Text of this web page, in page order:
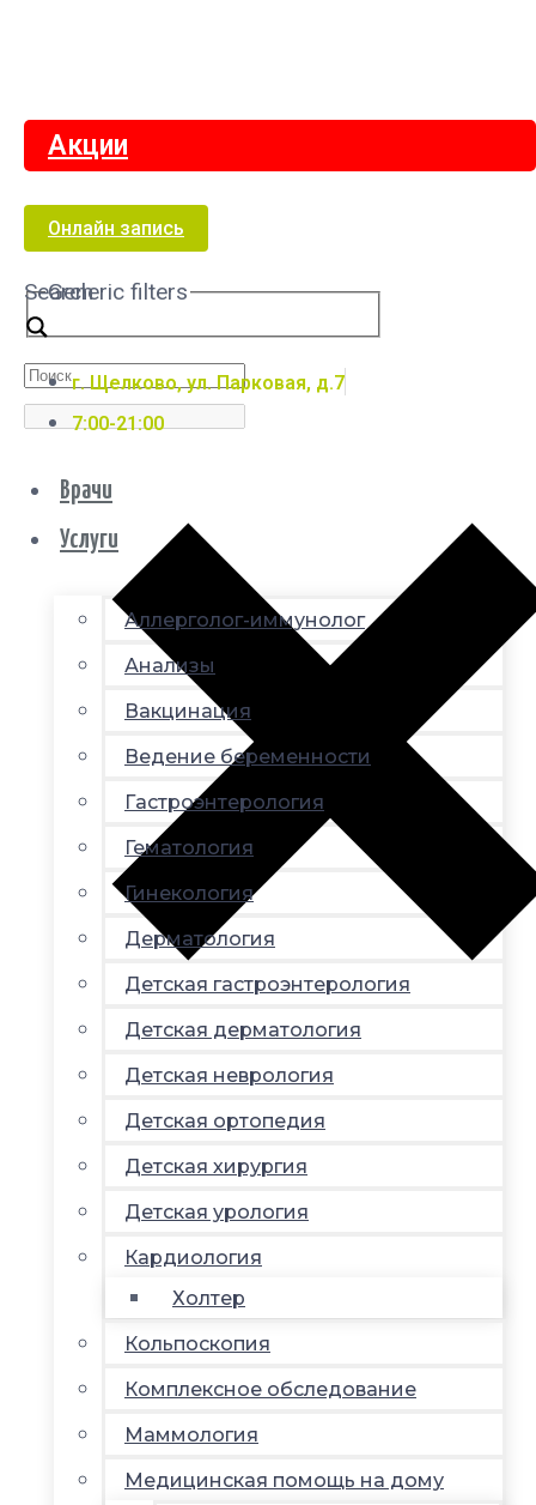
Акции
Онлайн запись
Search
Generic filters
г. Щелково, ул. Парковая, д.7
7:00-21:00
Врачи
Услуги
Аллерголог-иммунолог
Анализы
Вакцинация
Ведение беременности
Гастроэнтерология
Гематология
Гинекология
Дерматология
Детская гастроэнтерология
Детская дерматология
Детская неврология
Детская ортопедия
Детская хирургия
Детская урология
Кардиология
Холтер
Кольпоскопия
Комплексное обследование
Маммология
Медицинская помощь на дому